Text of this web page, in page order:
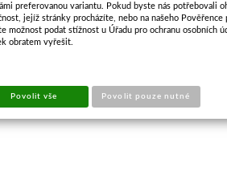
preferovanou variantu. Pokud byste nás potřebovali
jejíž stránky procházíte, nebo na našeho
možnost podat stížnost u Úřadu pro ochranu osobních
obratem vyřešit.
Povolit vše Povolit pouze nutné